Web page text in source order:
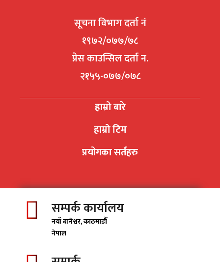
सूचना विभाग दर्ता नं
१९७२/०७७/७८
प्रेस काउन्सिल दर्ता न.
२१५५-०७७/०७८
हाम्रो बारे
हाम्रो टिम
प्रयोगका सर्तहरु
सम्पर्क कार्यालय
नयाँ बानेश्वर, काठमाडाैँ
नेपाल